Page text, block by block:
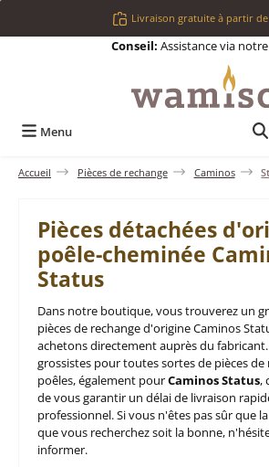
Passer au contenu principalLivraison gratuite à partir de
Conseil: Assistance via notre
Menu
Accueil Pièces de rechange Caminos
Pièces détachées
poêle-cheminée
Status
Dans notre boutique, vous trouverez un
pièces de rechange d'origine Caminos
achetons directement auprès du
grossistes pour toutes sortes de pièces de
poêles, également pourCaminos Status,
de vous garantir un délai de livraison
professionnel. Si vous n'êtes pas sûr que
que vous recherchez soit la bonne,
informer.